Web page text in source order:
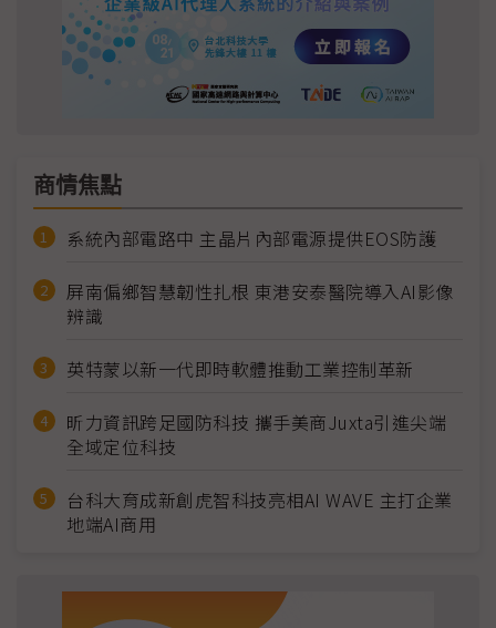
商情焦點
系統內部電路中 主晶片內部電源提供EOS防護
屏南偏鄉智慧韌性扎根 東港安泰醫院導入AI影像
辨識
英特蒙以新一代即時軟體推動工業控制革新
昕力資訊跨足國防科技 攜手美商Juxta引進尖端
全域定位科技
台科大育成新創虎智科技亮相AI WAVE 主打企業
地端AI商用